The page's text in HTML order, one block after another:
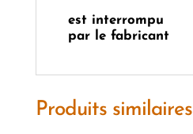
est interrompu
par le fabricant
Produits similaires